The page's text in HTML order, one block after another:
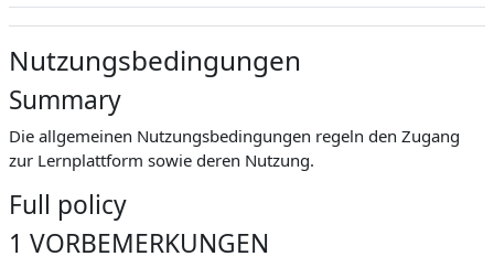
Nutzungsbedingungen
Summary
Die allgemeinen Nutzungsbedingungen regeln den Zugang
zur Lernplattform sowie deren Nutzung.
Full policy
1 VORBEMERKUNGEN